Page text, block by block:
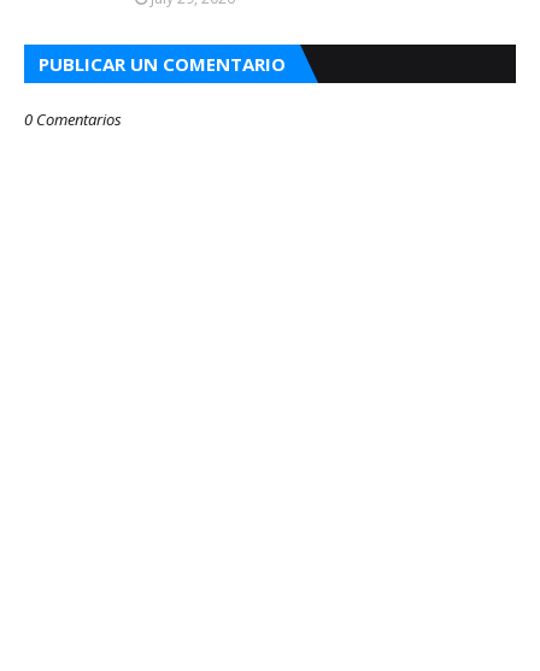
PUBLICAR UN COMENTARIO
0 Comentarios